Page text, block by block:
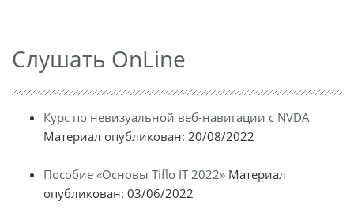
Слушать OnLine
Курс по невизуальной веб-навигации с NVDA
Материал опубликован: 20/08/2022
Пособие «Основы Tiflo IT 2022» Материал
опубликован: 03/06/2022